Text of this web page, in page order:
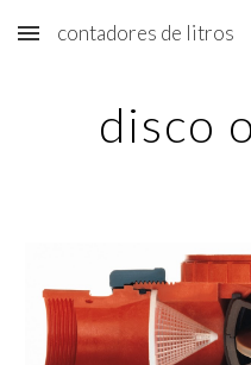
Skip to main content
contadores de litros
disco